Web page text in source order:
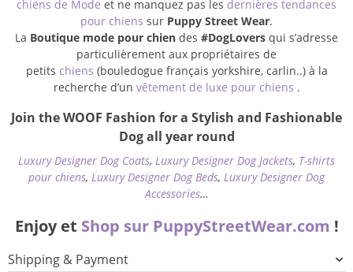
chiens de Mode et ne manquez pas les dernières tendances
pour chiens sur Puppy Street Wear.
La Boutique mode pour chien des #DogLovers qui s’adresse
particulièrement aux propriétaires de
petits chiens (bouledogue français yorkshire, carlin..) à la
recherche d’un vêtement de luxe pour chiens .
Join the WOOF Fashion for a Stylish and Fashionable
Dog all year round
Luxury Designer Dog Coats, Luxury Designer Dog Jackets, T-shirts
pour chiens, Luxury Designer Dog Beds, Luxury Designer Dog
Accessories…
Enjoy et Shop sur PuppyStreetWear.com !
Shipping & Payment